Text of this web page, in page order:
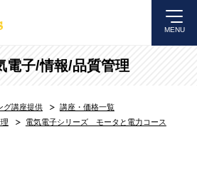
MENU
電子/情報/品質管理
グ講座提供
講座・価格一覧
電気電子シリーズ モータと電力コース